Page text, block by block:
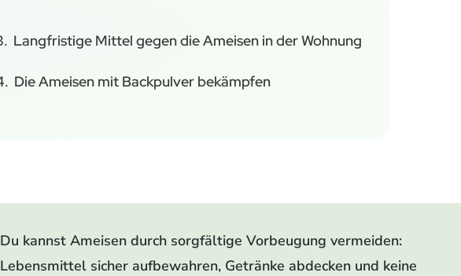
Langfristige Mittel gegen die Ameisen in der Wohnung
Die Ameisen mit Backpulver bekämpfen
Du kannst Ameisen durch sorgfältige Vorbeugung vermeiden:
Lebensmittel sicher aufbewahren, Getränke abdecken und keine